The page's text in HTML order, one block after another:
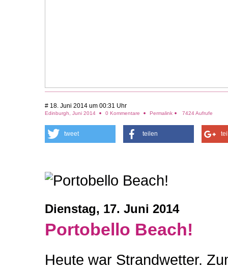
# 18. Juni 2014 um 00:31 Uhr
Edinburgh, Juni 2014 0 Kommentare Permalink 7424 Aufrufe
tweet teilen
Dienstag, 17. Juni 2014
Portobello Beach!
Heute war Strandwetter.